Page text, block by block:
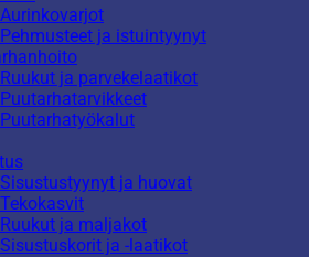
Aurinkovarjot
Pehmusteet ja istuintyynyt
Ruukut ja parvekelaatikot
Puutarhatarvikkeet
Puutarhatyökalut
Sisustustyynyt ja huovat
Tekokasvit
Ruukut ja maljakot
Sisustuskorit ja -laatikot